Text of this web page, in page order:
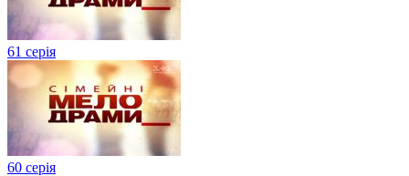
61 серія
60 серія